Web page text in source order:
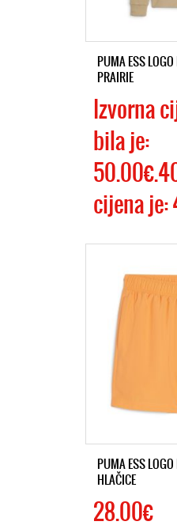
PUMA ESS
PRAIRIE
Izvorna
bila je:
cijena je:
PUMA ESS LOGO
HLAČICE
28.00€